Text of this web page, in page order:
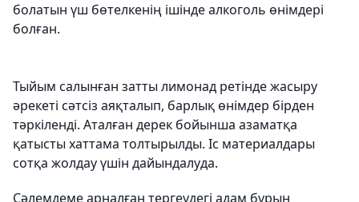
болатын үш бөтелкенің ішінде алкоголь өнімдері
болған.
Тыйым салынған затты лимонад ретінде жасыру
әрекеті сәтсіз аяқталып, барлық өнімдер бірден
тәркіленді. Аталған дерек бойынша азаматқа
қатысты хаттама толтырылды. Іс материалдары
сотқа жолдау үшін дайындалуда.
Сәлемдеме арнал­ған тергеудегі адам бұрын